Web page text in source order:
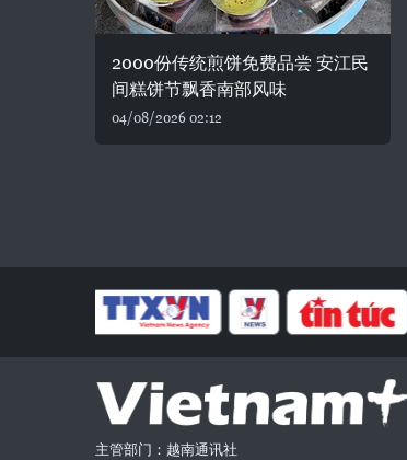
2000份传统煎饼免费品尝 安江民
间糕饼节飘香南部风味
04/08/2026 02:12
主管部门：越南通讯社